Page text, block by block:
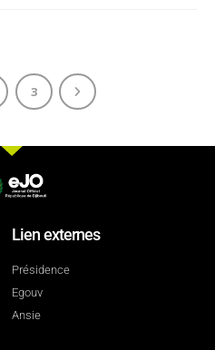
3
Lien externes
Présidence
Egouv
Ansie